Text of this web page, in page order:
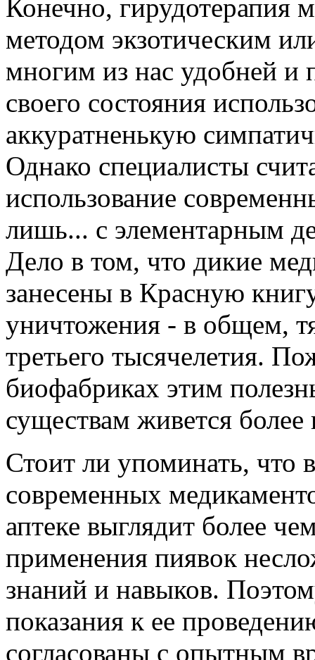
Конечно, гирудотерапия
методом экзотическим
многим из нас удобней и
своего состояния
аккуратненькую
Однако специалисты
использование
лишь... с элементарным
Дело в том, что дикие
занесены в Красную
уничтожения - в общем,
третьего тысячелетия.
биофабриках этим
существам живется
Стоит ли упоминать, что
современных
аптеке выглядит более
применения пиявок
знаний и навыков.
показания к ее
согласованы с опытным